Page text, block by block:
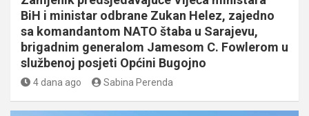
BiH i ministar odbrane Zukan Helez, zajedno
sa komandantom NATO štaba u Sarajevu,
brigadnim generalom Jamesom C. Fowlerom u
službenoj posjeti Općini Bugojno
4 dana ago Sabina Perenda